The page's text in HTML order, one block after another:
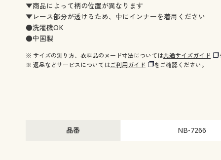
▼商品によって柄の位置が異なります
▼レース部分が透けるため、中にインナーを着用ください
●洗濯機OK
●中国製
※ サイズの測り方、衣料品のヌード寸法については共通サイズガイド
※ 返品などサービスについてはご利用ガイド をご確認ください。
品番 NB-7266